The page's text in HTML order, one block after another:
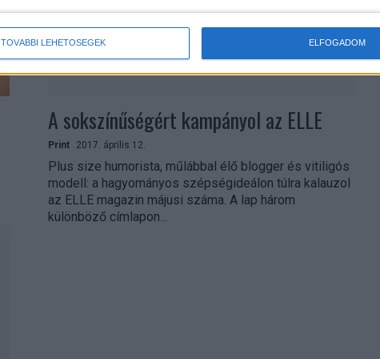
TOVÁBBI LEHETŐSÉGEK ELFOGADOM
A sokszínűségért kampányol az ELLE
Print 2017. április 12.
Plus size humorista, műlábbal élő blogger és vitiligós
modell: a hagyományos szépségideálon túlra kalauzol
az ELLE magazin májusi száma. A lap három
különböző címlapon...